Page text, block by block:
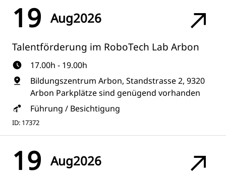
19 Aug2026
Talentförderung im RoboTech Lab Arbon
17.00h - 19.00h
Bildungszentrum Arbon, Standstrasse 2, 9320
Arbon Parkplätze sind genügend vorhanden
Führung / Besichtigung
ID: 17372
19 Aug2026